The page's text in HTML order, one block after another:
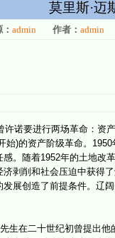
莫里斯·迈
admin 作者： admin
要进行两场革命：资
始)的资产阶级革命。
。随着1952年的土地
剥削和社会压迫中获得
展创造了前提条件。辽
在二十世纪初曾提出他